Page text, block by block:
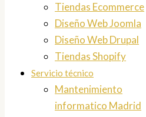
Tiendas Ecommerce
Diseño Web Joomla
Diseño Web Drupal
Tiendas Shopify
Servicio técnico
Mantenimiento
informatico Madrid